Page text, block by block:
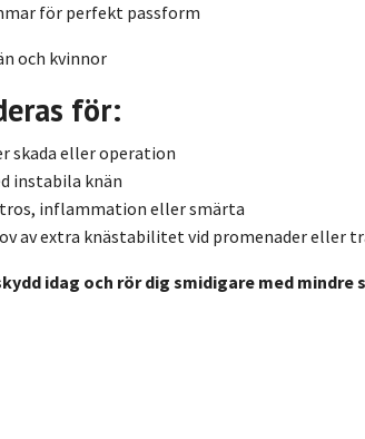
för perfekt passform
och kvinnor
för:
skada eller operation
instabila knän
inflammation eller smärta
av extra knästabilitet vid promenader eller
idag och rör dig smidigare med mindre